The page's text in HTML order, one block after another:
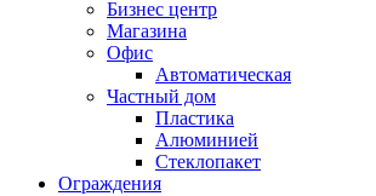
Бизнес центр
Магазина
Офис
Автоматическая
Частный дом
Пластика
Алюминией
Стеклопакет
Ограждения